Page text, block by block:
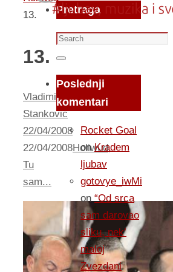
13.
13.
Vladimir
Stankovic
22/04/2008
22/04/2008Holiwud,
Tu
sam...
Pretraga
Search
for:
Search
Poslednji
komentari
Rocket Goal
onKradem
ljubav
gotovye_iwMi
on“Od srca
sam darovao
sliku, nek’
maloj
Zvezdani